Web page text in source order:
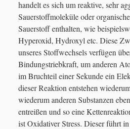
handelt es sich um reaktive, sehr
Sauerstoffmoleküle oder
Sauerstoff enthalten, wie
Hyperoxid, Hydroxyl etc. Diese
unseres Stoffwechsels verfügen
Bindungstriebkraft, um anderen
im Bruchteil einer Sekunde ein
dieser Reaktion entstehen
wiederum anderen Substanzen
entreißen und so eine
ist Oxidativer Stress. Dieser führt